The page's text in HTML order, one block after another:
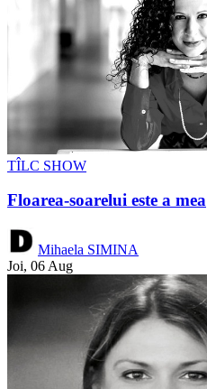
TÎLC SHOW
Floarea-soarelui este a mea
Mihaela SIMINA
Joi, 06 Aug